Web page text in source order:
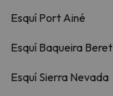
Esquí Port Ainé
Esquí Baqueira Beret
Esquí Sierra Nevada